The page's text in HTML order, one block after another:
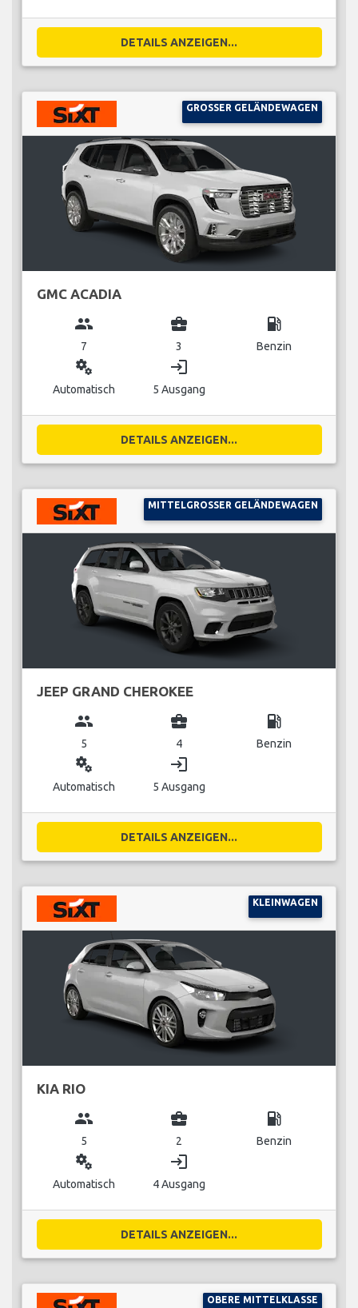
DETAILS ANZEIGEN...
GROSSER GELÄNDEWAGEN
GMC ACADIA
group
7
business_center
3
local_gas_station
Benzin
miscellaneous_services
Automatisch
login
5 Ausgang
DETAILS ANZEIGEN...
MITTELGROSSER GELÄNDEWAGEN
JEEP GRAND CHEROKEE
group
5
business_center
4
local_gas_station
Benzin
miscellaneous_services
Automatisch
login
5 Ausgang
DETAILS ANZEIGEN...
KLEINWAGEN
KIA RIO
group
5
business_center
2
local_gas_station
Benzin
miscellaneous_services
Automatisch
login
4 Ausgang
DETAILS ANZEIGEN...
OBERE MITTELKLASSE